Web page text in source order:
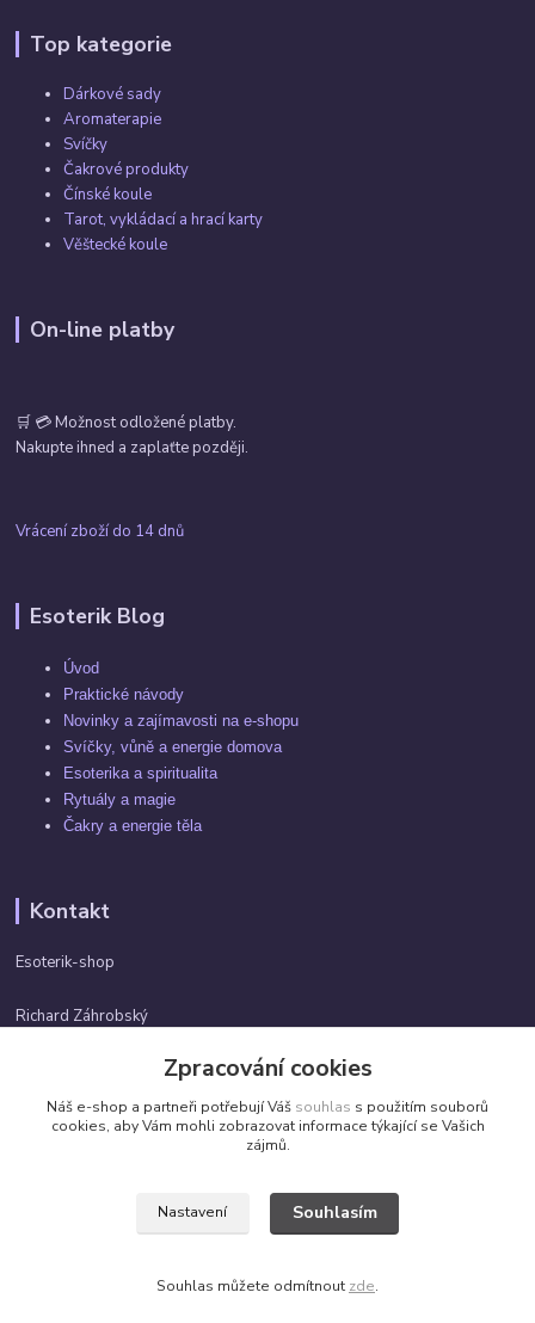
Top kategorie
Dárkové sady
Aromaterapie
Svíčky
Čakrové produkty
Čínské koule
Tarot, vykládací a hrací karty
Věštecké koule
On-line platby
🛒 💳 Možnost odložené platby.
Nakupte ihned a zaplaťte později.
Vrácení zboží do 14 dnů
Esoterik Blog
Úvod
Praktické návody
Novinky a zajímavosti na e-shopu
Svíčky, vůně a energie domova
Esoterika a spiritualita
Rytuály a magie
Čakry a energie těla
Kontakt
Esoterik-shop
Richard Záhrobský
info@esoterik-shop.cz
Všechna práva vyhrazena. ©2026 by Esoterik-shop.cz
Zpracování cookies
Náš e-shop a partneři potřebují Váš souhlas s použitím souborů
cookies, aby Vám mohli zobrazovat informace týkající se Vašich
zájmů.
Nastavení Souhlasím
Souhlas můžete odmítnout zde.